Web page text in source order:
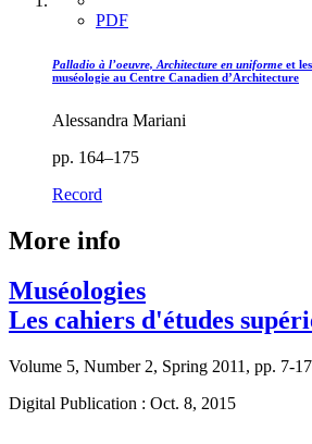
PDF
Palladio à l’oeuvre, Architecture en uniforme et
muséologie au Centre Canadien d’Architecture
Alessandra Mariani
pp. 164–175
Record
More info
Muséologies
Les cahiers d'études
Volume 5, Number 2, Spring 2011, pp. 7-
Digital Publication : Oct. 8, 2015